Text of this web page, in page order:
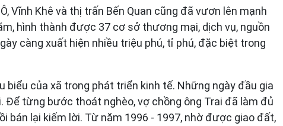
Vĩnh Khê và thị trấn Bến Quan cũng đã vươn lên mạnh
hình thành được 37 cơ sở thương mại, dịch vụ, nguồn
càng xuất hiện nhiều triệu phú, tỉ phú, đặc biệt trong
biểu của xã trong phát triển kinh tế. Những ngày đầu gia
Để từng bước thoát nghèo, vợ chồng ông Trai đã làm đủ
bán lại kiếm lời. Từ năm 1996 - 1997, nhờ được giao đất,